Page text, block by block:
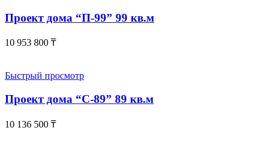
Проект дома “П-99” 99 кв.м
10 953 800 ₸
Быстрый просмотр
Проект дома “С-89” 89 кв.м
10 136 500 ₸